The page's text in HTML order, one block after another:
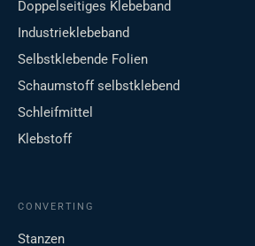
Doppelseitiges Klebeband
Industrieklebeband
Selbstklebende Folien
Schaumstoff selbstklebend
Schleifmittel
Klebstoff
CONVERTING
Stanzen